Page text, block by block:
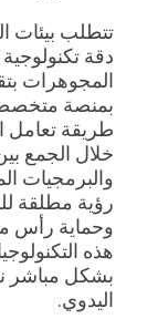
تتطلب بيئات
دقة
بمنصة
طريقة
خلال الجمع
والبرمجيات
رؤية مطلقة
وحماية رأس
هذه
بشكل مباشر
اليدوي.